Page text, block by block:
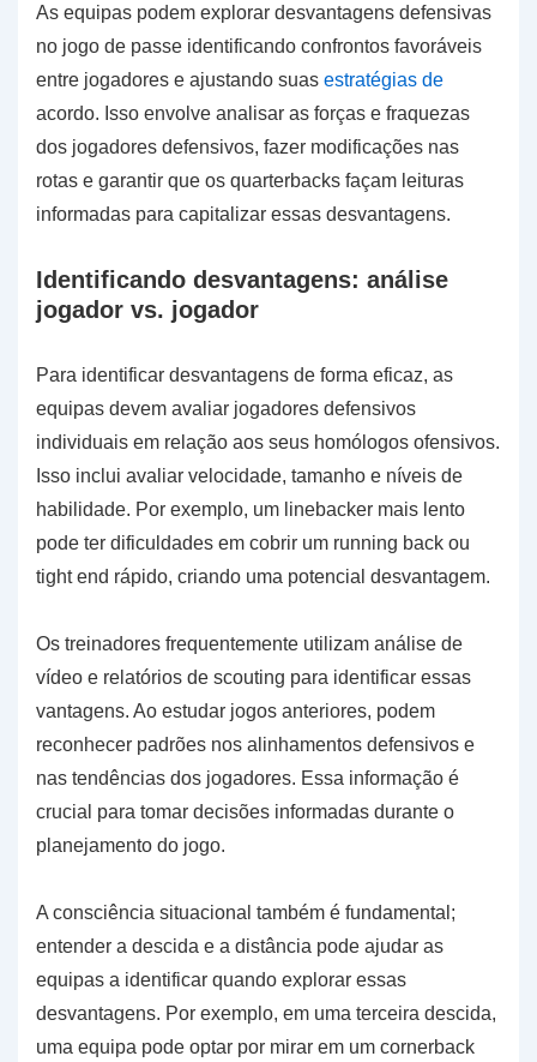
As equipas podem explorar desvantagens defensivas
no jogo de passe identificando confrontos favoráveis
entre jogadores e ajustando suas estratégias de
acordo. Isso envolve analisar as forças e fraquezas
dos jogadores defensivos, fazer modificações nas
rotas e garantir que os quarterbacks façam leituras
informadas para capitalizar essas desvantagens.
Identificando desvantagens: análise
jogador vs. jogador
Para identificar desvantagens de forma eficaz, as
equipas devem avaliar jogadores defensivos
individuais em relação aos seus homólogos ofensivos.
Isso inclui avaliar velocidade, tamanho e níveis de
habilidade. Por exemplo, um linebacker mais lento
pode ter dificuldades em cobrir um running back ou
tight end rápido, criando uma potencial desvantagem.
Os treinadores frequentemente utilizam análise de
vídeo e relatórios de scouting para identificar essas
vantagens. Ao estudar jogos anteriores, podem
reconhecer padrões nos alinhamentos defensivos e
nas tendências dos jogadores. Essa informação é
crucial para tomar decisões informadas durante o
planejamento do jogo.
A consciência situacional também é fundamental;
entender a descida e a distância pode ajudar as
equipas a identificar quando explorar essas
desvantagens. Por exemplo, em uma terceira descida,
uma equipa pode optar por mirar em um cornerback